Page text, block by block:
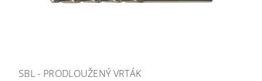
SBL - PRODLOUŽENÝ VRTÁK